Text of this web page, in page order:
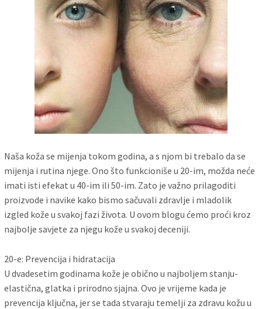
Naša koža se mijenja tokom godina, a s njom bi trebalo da se
mijenja i rutina njege. Ono što funkcioniše u 20-im, možda neće
imati isti efekat u 40-im ili 50-im. Zato je važno prilagoditi
proizvode i navike kako bismo sačuvali zdravlje i mladolik
izgled kože u svakoj fazi života. U ovom blogu ćemo proći kroz
najbolje savjete za njegu kože u svakoj deceniji.
20-e: Prevencija i hidratacija
U dvadesetim godinama kože je obično u najboljem stanju-
elastična, glatka i prirodno sjajna. Ovo je vrijeme kada je
prevencija ključna, jer se tada stvaraju temelji za zdravu kožu u